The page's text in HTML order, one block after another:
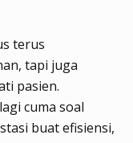
terus
tapi juga
pasien.
cuma soal
buat efisiensi,